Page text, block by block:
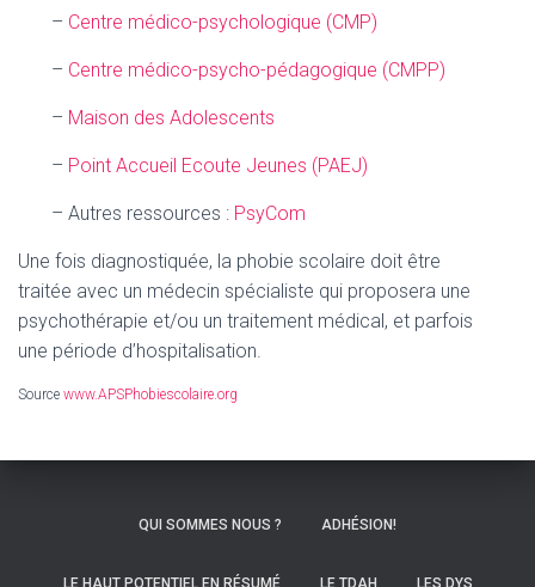
– Centre médico-psychologique (CMP)
– Centre médico-psycho-pédagogique (CMPP)
– Maison des Adolescents
– Point Accueil Ecoute Jeunes (PAEJ)
– Autres ressources : PsyCom
Une fois diagnostiquée, la phobie scolaire doit être
traitée avec un médecin spécialiste qui proposera une
psychothérapie et/ou un traitement médical, et parfois
une période d’hospitalisation.
Source www.APSPhobiescolaire.org
QUI SOMMES NOUS ? ADHÉSION!
LE HAUT POTENTIEL EN RÉSUMÉ LE TDAH LES DYS